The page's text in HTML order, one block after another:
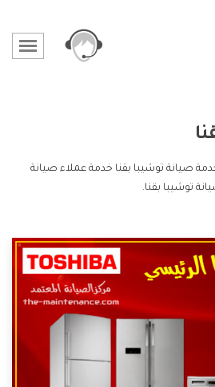
صيانة توشيبا بقنا خدمة عملاء صيانة
توشيبا بقنا.